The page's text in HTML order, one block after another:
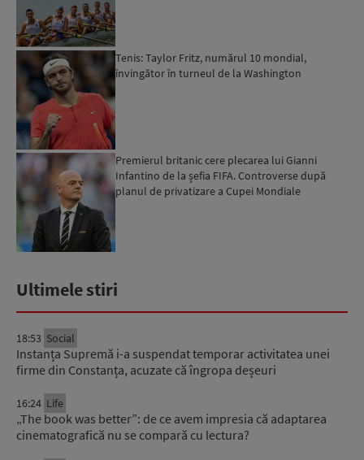
Tenis: Taylor Fritz, numărul 10 mondial,
învingător în turneul de la Washington
Premierul britanic cere plecarea lui Gianni
Infantino de la șefia FIFA. Controverse după
planul de privatizare a Cupei Mondiale
Ultimele stiri
18:53 Social
Instanța Supremă i-a suspendat temporar activitatea unei
firme din Constanța, acuzate că îngropa deșeuri
16:24 Life
„The book was better”: de ce avem impresia că adaptarea
cinematografică nu se compară cu lectura?